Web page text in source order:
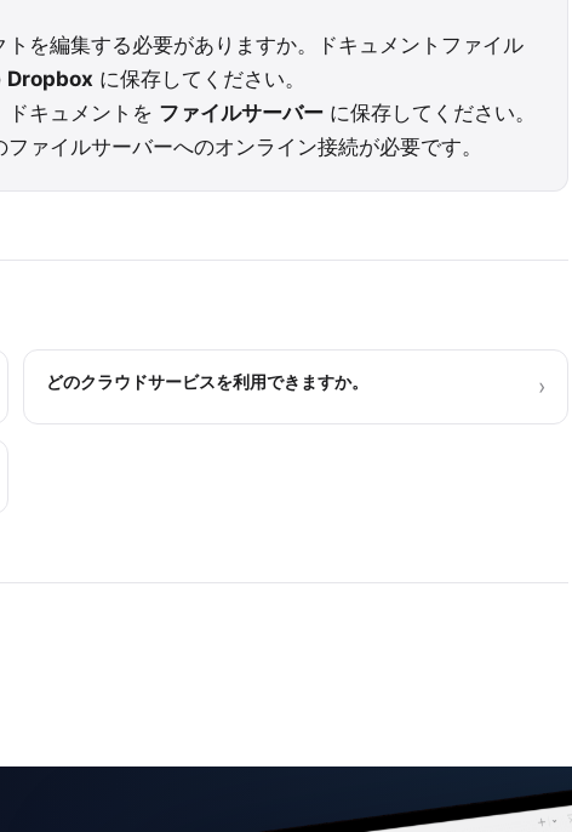
を編集する必要がありますか。ドキュメントファイル
Dropbox に保存してください。
ドキュメントを ファイルサーバー に保存してください。
ァイルサーバーへのオンライン接続が必要です。
どのクラウドサービスを利用できますか。 ›